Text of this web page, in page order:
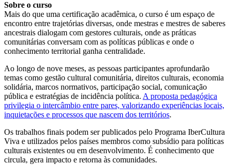
Sobre o curso
Mais do que uma certificação acadêmica, o curso é um espaço de
encontro entre trajetórias diversas, onde mestras e mestres de saberes
ancestrais dialogam com gestores culturais, onde as práticas
comunitárias conversam com as políticas públicas e onde o
conhecimento territorial ganha centralidade.
Ao longo de nove meses, as pessoas participantes aprofundarão
temas como gestão cultural comunitária, direitos culturais, economia
solidária, marcos normativos, participação social, comunicação
pública e estratégias de incidência política. A proposta pedagógica
privilegia o intercâmbio entre pares, valorizando experiências locais,
inquietações e processos que nascem dos territórios.
Os trabalhos finais podem ser publicados pelo Programa IberCultura
Viva e utilizados pelos países membros como subsídio para políticas
culturais existentes ou em desenvolvimento. É conhecimento que
circula, gera impacto e retorna às comunidades.